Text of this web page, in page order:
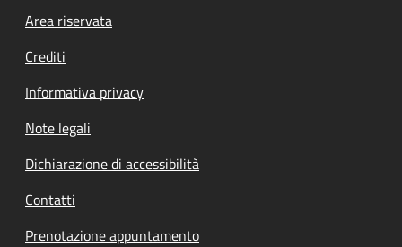
Footer menu
Area riservata
Crediti
Informativa privacy
Note legali
Dichiarazione di accessibilità
Contatti
Prenotazione appuntamento